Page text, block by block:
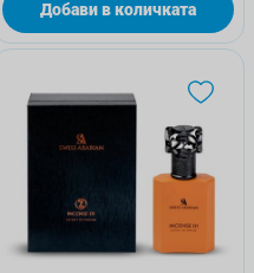
Добави в количката